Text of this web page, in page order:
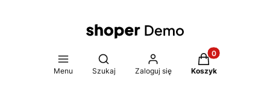
Menu
Otwórz wyszukiwarkę
Szukaj Zaloguj się
Produkty w
Koszyk